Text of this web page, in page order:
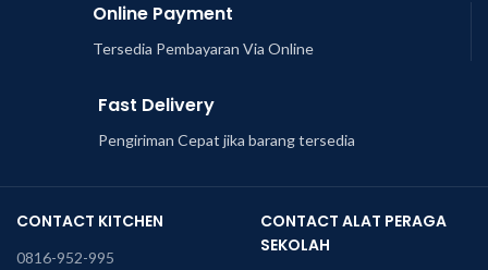
Online Payment
Tersedia Pembayaran Via Online
Fast Delivery
Pengiriman Cepat jika barang tersedia
CONTACT KITCHEN
0816-952-995
CONTACT ALAT PERAGA
SEKOLAH